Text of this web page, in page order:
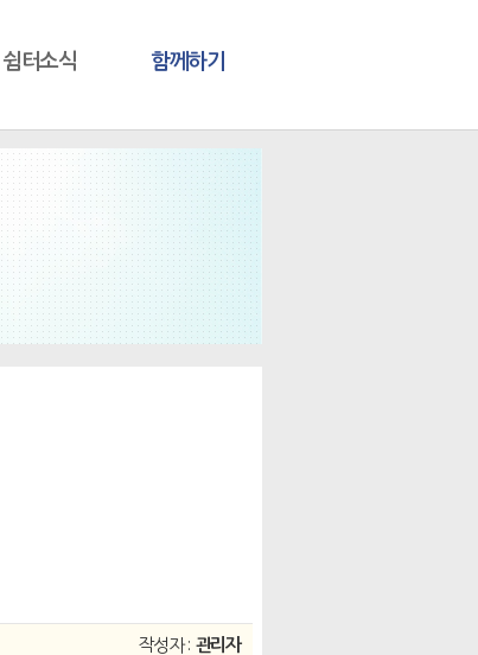
쉼터소식 함께하기
작성자 : 관리자